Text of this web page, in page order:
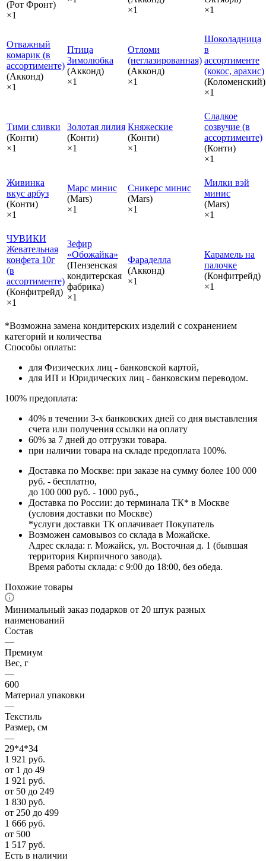
(Рот Фронт)
×1
×1
×1
Отважный
комарик (в
ассортименте)
(Акконд)
×1
Птица
Зимолюбка
(Акконд)
×1
Отломи
(неглазированная)
(Акконд)
×1
Шоколадница
в
ассортименте
(кокос, арахис)
(Коломенский)
×1
Тими сливки
(Конти)
×1
Золотая лилия
(Конти)
×1
Княжеские
(Конти)
×1
Сладкое
созвучие (в
ассортименте)
(Конти)
×1
Живинка
вкус арбуз
(Конти)
×1
Марс минис
(Mars)
×1
Сникерс минис
(Mars)
×1
Милки вэй
минис
(Mars)
×1
ЧУВИКИ
Жевательная
конфета 10г
(в
ассортименте)
(Конфитрейд)
×1
Зефир
«Обожайка»
(Пензенская
кондитерская
фабрика)
×1
Фараделла
(Акконд)
×1
Карамель на
палочке
(Конфитрейд)
×1
*Возможна замена кондитерских изделий с сохранением
категорий и количества
Способы оплаты:
для Физических лиц - банковской картой,
для ИП и Юридических лиц - банковским переводом.
100% предоплата:
40% в течении 3-х банковских дней со дня выставления
счета или получения ссылки на оплату
60% за 7 дней до отгрузки товара.
при наличии товара на складе предоплата 100%.
Доставка по Москве: при заказе на сумму более 100 000
руб. - бесплатно,
до 100 000 руб. - 1000 руб.,
Доставка по России: до терминала ТК* в Москве
(условия доставки по Москве)
*услуги доставки ТК оплачивает Покупатель
Возможен самовывоз со склада в Можайске.
Адрес склада: г. Можайск, ул. Восточная д. 1 (бывшая
территория Кирпичного завода).
Время работы склада: с 9:00 до 18:00, без обеда.
Похожие товары
Минимальный заказ подарков от 20 штук разных
наименований
Состав
—
Премиум
Вес, г
—
600
Материал упаковки
—
Текстиль
Размер, см
—
29*4*34
1 921 руб.
от 1 до 49
1 921 руб.
от 50 до 249
1 830 руб.
от 250 до 499
1 666 руб.
от 500
1 517 руб.
Есть в наличии